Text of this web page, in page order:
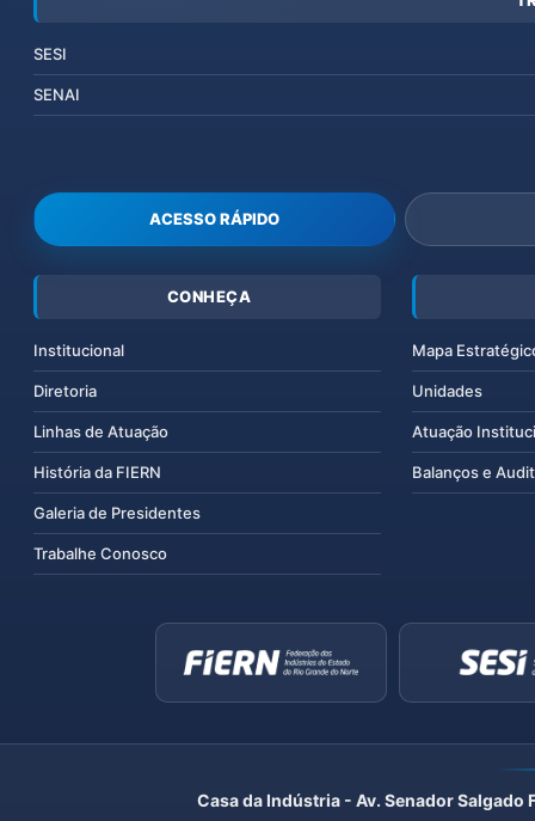
SESI
SENAI
ACESSO RÁPIDO
CONHEÇA
Institucional
Diretoria
Linhas de Atuação
História da FIERN
Galeria de Presidentes
Trabalhe Conosco
Mapa
Unidades
Atuação
Balanços e
Casa da Indústria - Av. Senador